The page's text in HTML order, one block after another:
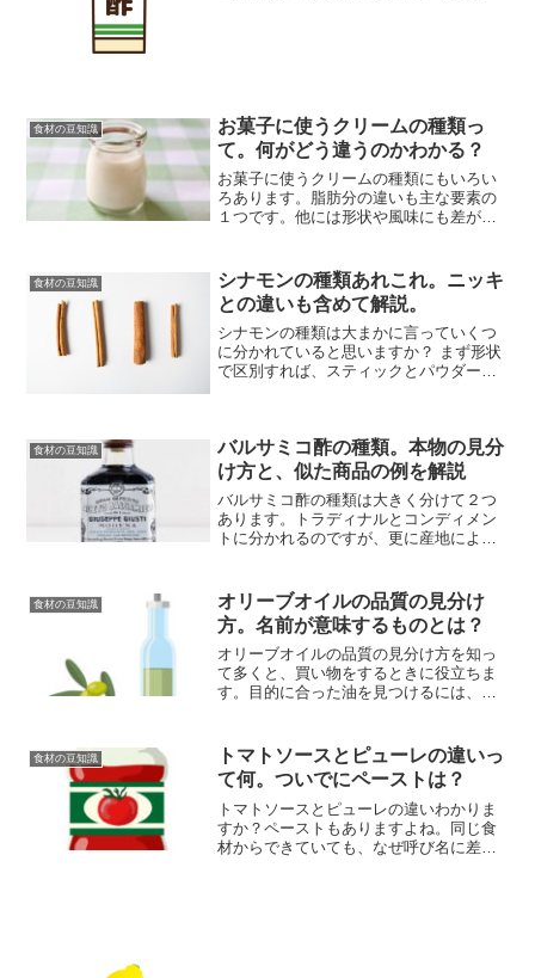
食材の豆知識
お菓子に使うクリームの種類っ
て。何がどう違うのかわかる？
お菓子に使うクリームの種類にもいろい
ろあります。脂肪分の違いも主な要素の
１つです。他には形状や風味にも差があ
れの目的に合った選び方ができるように
解説していきます。
食材の豆知識
シナモンの種類あれこれ。ニッキ
との違いも含めて解説。
シナモンの種類は大まかに言っていくつ
に分かれていると思いますか？ まず形状
で区別すれば、スティックとパウダーの
使い分けてください。
食材の豆知識
バルサミコ酢の種類。本物の見分
け方と、似た商品の例を解説
バルサミコ酢の種類は大きく分けて２つ
あります。トラディナルとコンディメン
トに分かれるのですが、更に産地による
似通った物もいろいろ存在するので、合
わせて説明しています。
食材の豆知識
オリーブオイルの品質の見分け
方。名前が意味するものとは？
オリーブオイルの品質の見分け方を知っ
て多くと、買い物をするときに役立ちま
す。目的に合った油を見つけるには、ま
方で、等級の区別を知り、お料理に賢い
使い方をしてくださいね。
食材の豆知識
トマトソースとピューレの違いっ
て何。ついでにペーストは？
トマトソースとピューレの違いわかりま
すか？ペーストもありますよね。同じ食
材からできていても、なぜ呼び名に差が